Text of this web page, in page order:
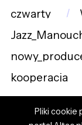
czwarty
kooperacja
Pliki cookie